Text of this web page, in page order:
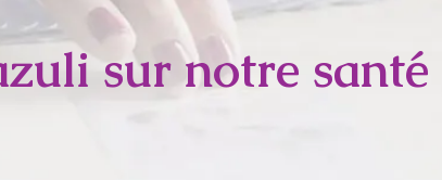
sur notre santé